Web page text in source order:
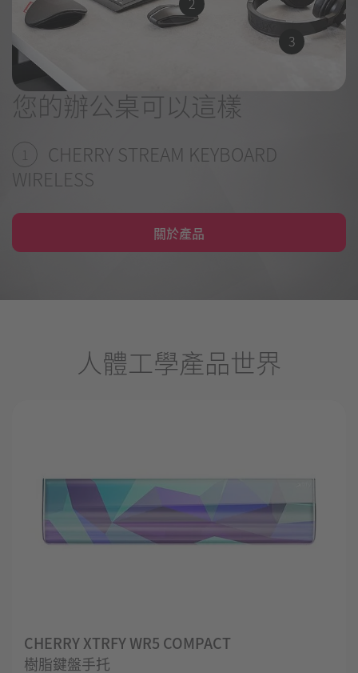
3
您的辦公桌可以這樣
1
CHERRY STREAM KEYBOARD
WIRELESS
關於產品
人體工學產品世界
CHERRY XTRFY WR5 COMPACT
樹脂鍵盤手托